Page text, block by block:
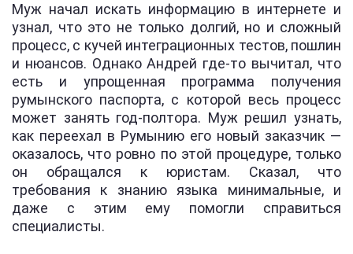
Муж начал искать информацию в интернете и
узнал, что это не только долгий, но и сложный
процесс, с кучей интеграционных тестов, пошлин
и нюансов. Однако Андрей где-то вычитал, что
есть и упрощенная программа получения
румынского паспорта, с которой весь процесс
может занять год-полтора. Муж решил узнать,
как переехал в Румынию его новый заказчик —
оказалось, что ровно по этой процедуре, только
он обращался к юристам. Сказал, что
требования к знанию языка минимальные, и
даже с этим ему помогли справиться
специалисты.